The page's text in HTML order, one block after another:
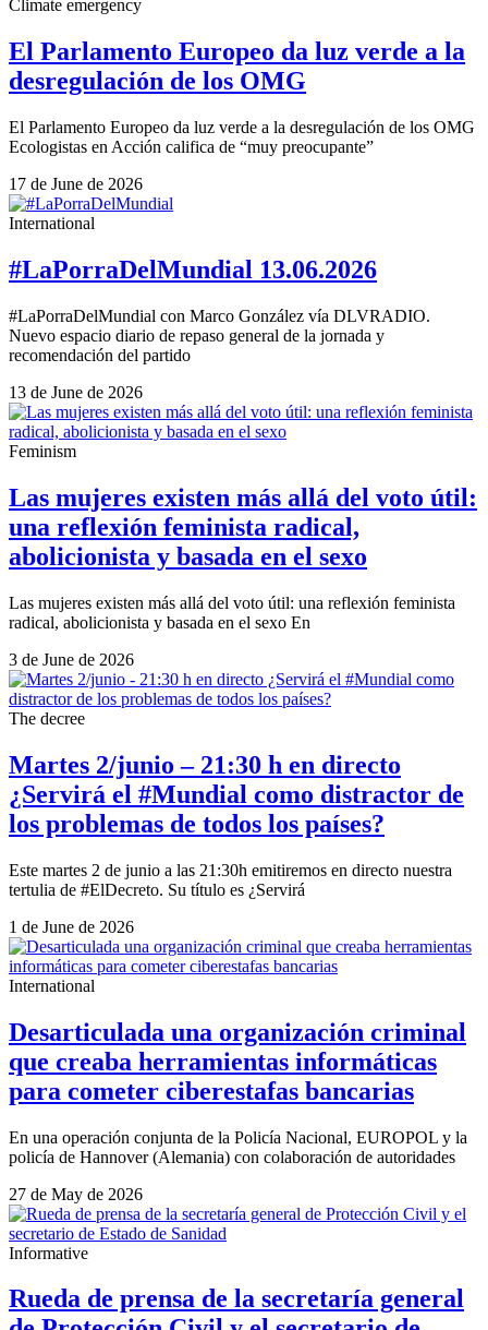
Climate emergency
El Parlamento Europeo da luz verde a la
desregulación de los OMG
El Parlamento Europeo da luz verde a la desregulación de los OMG
Ecologistas en Acción califica de “muy preocupante”
17 de June de 2026
International
#LaPorraDelMundial 13.06.2026
#LaPorraDelMundial con Marco González vía DLVRADIO.
Nuevo espacio diario de repaso general de la jornada y
recomendación del partido
13 de June de 2026
Feminism
Las mujeres existen más allá del voto útil:
una reflexión feminista radical,
abolicionista y basada en el sexo
Las mujeres existen más allá del voto útil: una reflexión feminista
radical, abolicionista y basada en el sexo En
3 de June de 2026
The decree
Martes 2/junio – 21:30 h en directo
¿Servirá el #Mundial como distractor de
los problemas de todos los países?
Este martes 2 de junio a las 21:30h emitiremos en directo nuestra
tertulia de #ElDecreto. Su título es ¿Servirá
1 de June de 2026
International
Desarticulada una organización criminal
que creaba herramientas informáticas
para cometer ciberestafas bancarias
En una operación conjunta de la Policía Nacional, EUROPOL y la
policía de Hannover (Alemania) con colaboración de autoridades
27 de May de 2026
Informative
Rueda de prensa de la secretaría general